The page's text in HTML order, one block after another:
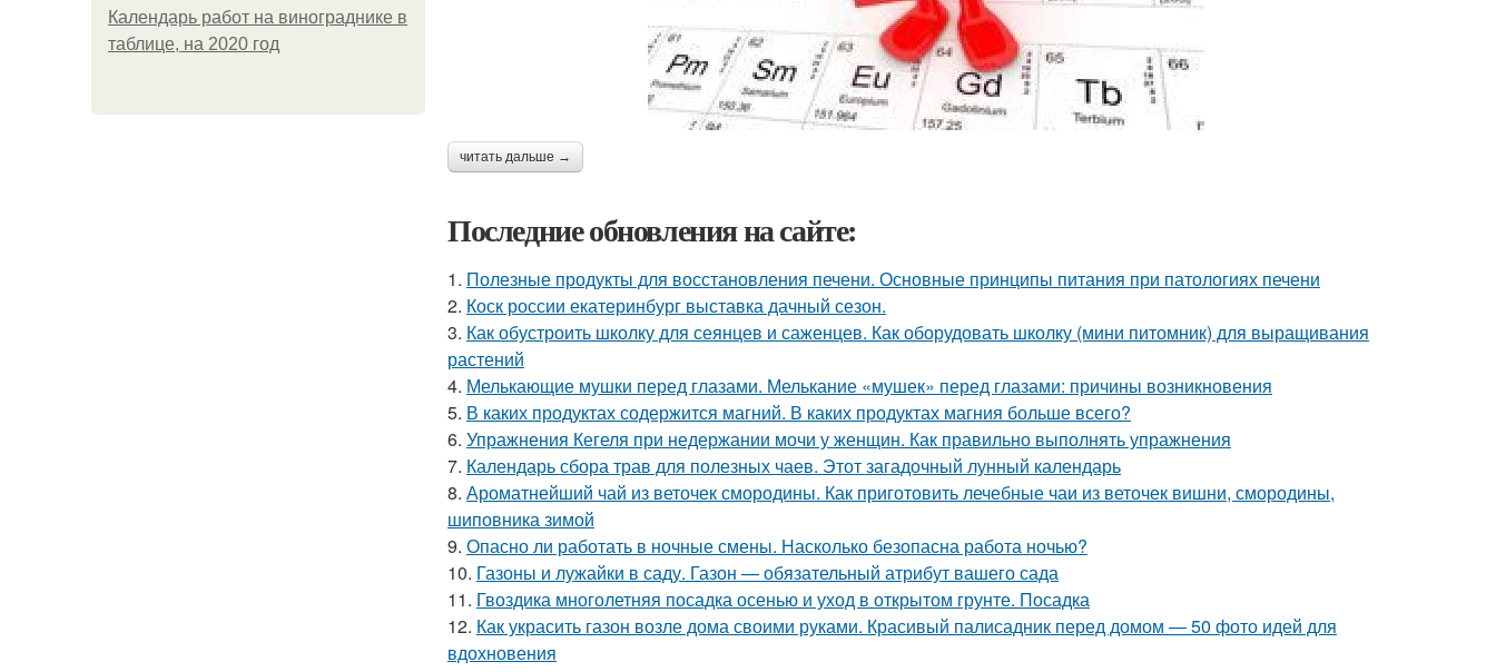
Календарь работ на винограднике в
таблице, на 2020 год
читать дальше →
Последние обновления на сайте:
1. Полезные продукты для восстановления печени. Основные принципы питания при патологиях печени
2. Коск россии екатеринбург выставка дачный сезон.
3. Как обустроить школку для сеянцев и саженцев. Как оборудовать школку (мини питомник) для выращивания
растений
4. Мелькающие мушки перед глазами. Мелькание «мушек» перед глазами: причины возникновения
5. В каких продуктах содержится магний. В каких продуктах магния больше всего?
6. Упражнения Кегеля при недержании мочи у женщин. Как правильно выполнять упражнения
7. Календарь сбора трав для полезных чаев. Этот загадочный лунный календарь
8. Ароматнейший чай из веточек смородины. Как приготовить лечебные чаи из веточек вишни, смородины,
шиповника зимой
9. Опасно ли работать в ночные смены. Насколько безопасна работа ночью?
10. Газоны и лужайки в саду. Газон — обязательный атрибут вашего сада
11. Гвоздика многолетняя посадка осенью и уход в открытом грунте. Посадка
12. Как украсить газон возле дома своими руками. Красивый палисадник перед домом — 50 фото идей для
вдохновения